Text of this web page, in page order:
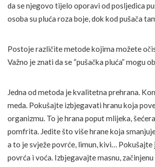
da se njegovo tijelo oporavi od posljedica
osoba su pluća roza boje, dok kod pušača
Postoje različite metode kojima možete
Važno je znati da se “pušačka pluća” mogu
Jedna od metoda je kvalitetna prehrana.
meda. Pokušajte izbjegavati hranu koja
organizmu. To je hrana poput mlijeka,
pomfrita. Jedite što više hrane koja
a to je svježe povrće, limun, kivi… Pokušajte
povrća i voća. Izbjegavajte masnu, začinjenu